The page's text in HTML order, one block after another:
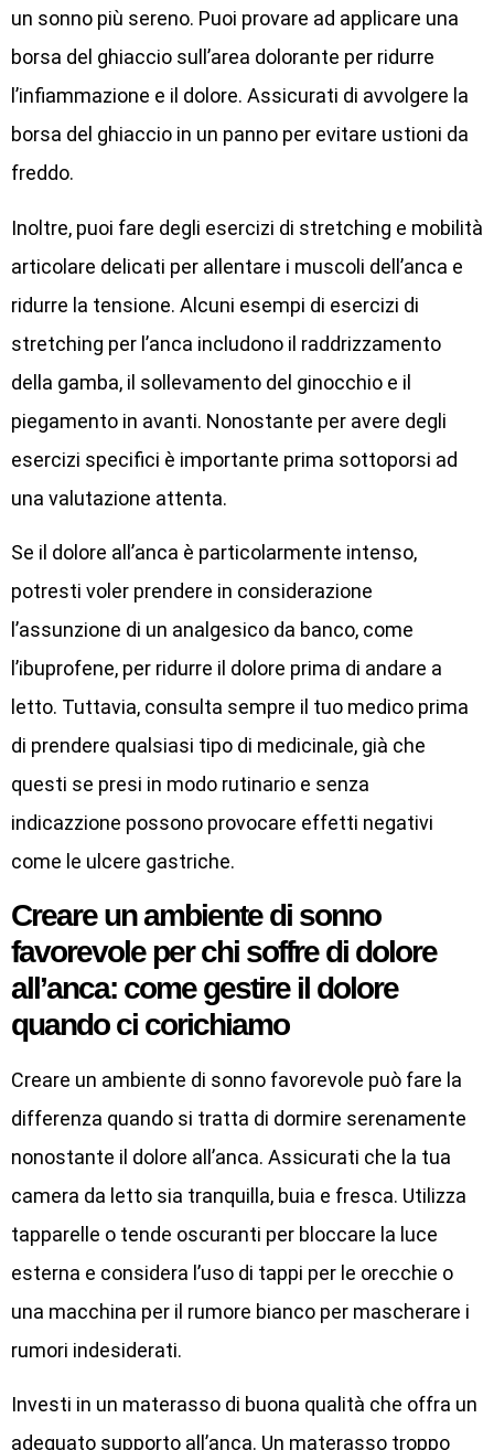
un sonno più sereno. Puoi provare ad applicare una
borsa del ghiaccio sull’area dolorante per ridurre
l’infiammazione e il dolore. Assicurati di avvolgere la
borsa del ghiaccio in un panno per evitare ustioni da
freddo.
Inoltre, puoi fare degli esercizi di stretching e mobilità
articolare delicati per allentare i muscoli dell’anca e
ridurre la tensione. Alcuni esempi di esercizi di
stretching per l’anca includono il raddrizzamento
della gamba, il sollevamento del ginocchio e il
piegamento in avanti. Nonostante per avere degli
esercizi specifici è importante prima sottoporsi ad
una valutazione attenta.
Se il dolore all’anca è particolarmente intenso,
potresti voler prendere in considerazione
l’assunzione di un analgesico da banco, come
l’ibuprofene, per ridurre il dolore prima di andare a
letto. Tuttavia, consulta sempre il tuo medico prima
di prendere qualsiasi tipo di medicinale, già che
questi se presi in modo rutinario e senza
indicazzione possono provocare effetti negativi
come le ulcere gastriche.
Creare un ambiente di sonno
favorevole per chi soffre di dolore
all’anca: come gestire il dolore
quando ci corichiamo
Creare un ambiente di sonno favorevole può fare la
differenza quando si tratta di dormire serenamente
nonostante il dolore all’anca. Assicurati che la tua
camera da letto sia tranquilla, buia e fresca. Utilizza
tapparelle o tende oscuranti per bloccare la luce
esterna e considera l’uso di tappi per le orecchie o
una macchina per il rumore bianco per mascherare i
rumori indesiderati.
Investi in un materasso di buona qualità che offra un
adeguato supporto all’anca. Un materasso troppo